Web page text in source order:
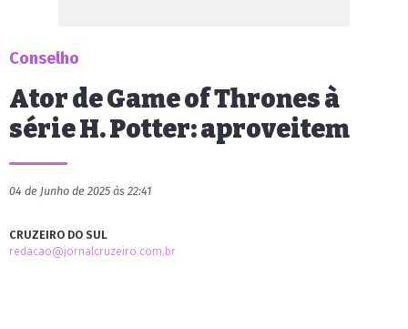
Conselho
Ator de Game of Thrones à
série H. Potter: aproveitem
04 de Junho de 2025 às 22:41
CRUZEIRO DO SUL
redacao@jornalcruzeiro.com.br